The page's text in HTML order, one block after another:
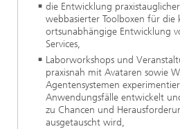
die Entwicklung
webbasierter Toolboxen für die
ortsunabhängige Entwicklung
Services,
Laborworkshops und
praxisnah mit Avataren sowie
Agentensystemen
Anwendungsfälle entwickelt
zu Chancen und
ausgetauscht wird,